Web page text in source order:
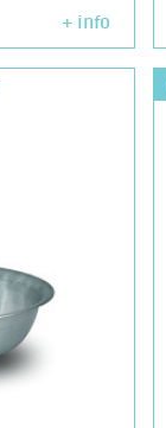
+ info